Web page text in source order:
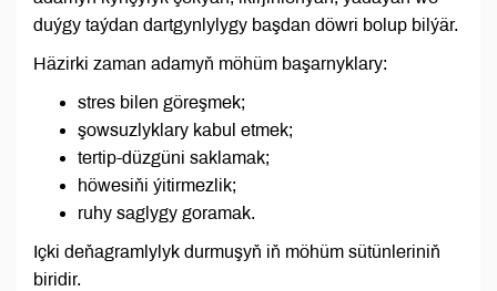
duýgy taýdan dartgynlylygy başdan döwri bolup bilýär.
Häzirki zaman adamyň möhüm başarnyklary:
stres bilen göreşmek;
şowsuzlyklary kabul etmek;
tertip-düzgüni saklamak;
höwesiňi ýitirmezlik;
ruhy saglygy goramak.
Içki deňagramlylyk durmuşyň iň möhüm sütünleriniň
biridir.